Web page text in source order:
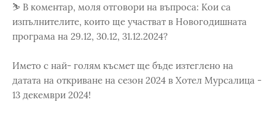
⛷ В коментар, моля отговори на въпроса: Кои са
изпълнителите, които ще участват в Новогодишната
програма на 29.12, 30.12, 31.12.2024?
Името с най- голям късмет ще бъде изтеглено на
датата на откриване на сезон 2024 в Хотел Мурсалица -
13 декември 2024!